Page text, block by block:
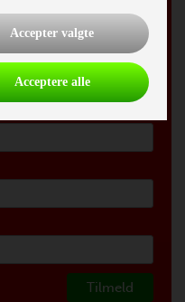
påkrævet
Accepter valgte
Acceptere alle